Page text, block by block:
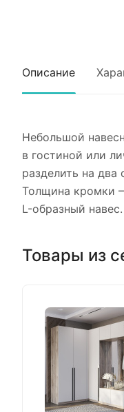
Описание
Небольшой
в гостиной или
разделить на два
Толщина кромки
L-образный
Товары из